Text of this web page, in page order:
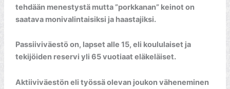
tehdään menestystä mutta ”porkkanan” keinot on
saatava monivalintaisiksi ja haastajiksi.
Passiiviväestö on, lapset alle 15, eli koululaiset ja
tekijöiden reservi yli 65 vuotiaat eläkeläiset.
Aktiiviväestön eli työssä olevan joukon väheneminen